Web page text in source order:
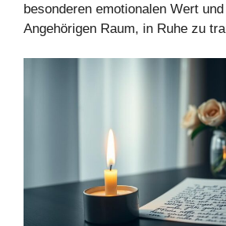
besonderen emotionalen Wert
Angehörigen Raum, in Ruhe zu